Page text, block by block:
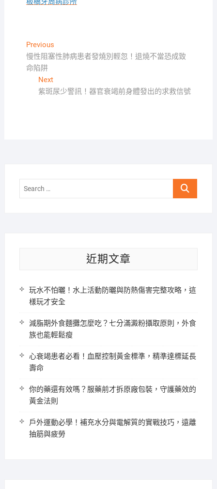
文
章
PreviousPrevious
post:
慢性阻塞性肺病患者發燒別輕忽！退燒不當恐成致
命陷阱
NextNext
post:
紫斑尿少警訊！器官衰竭前身體發出的求救信號
Search
近期文章
玩水不怕曬！水上活動防曬與防熱傷害完整攻略，這
樣玩才安全
減脂期外食麵攤怎麼吃？七分滿澱粉攝取原則，外食
族也能輕鬆瘦
心衰竭患者必看！血壓控制黃金標準，精準達標延長
壽命
你的藥還有效嗎？服藥前才拆原廠包裝，守護藥效的
黃金法則
戶外運動必學！補充水分與電解質的實戰技巧，遠離
抽筋與疲勞